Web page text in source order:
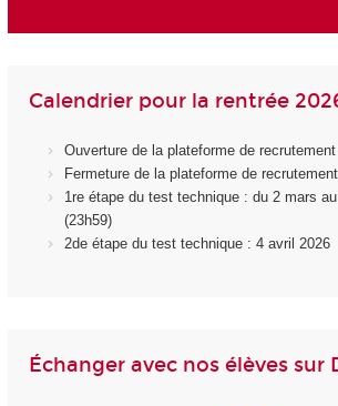
Calendrier pour la rentrée
Ouverture de la plateforme de
Fermeture de la plateforme de
1re étape du test technique : du 2 mars
(23h59)
2de étape du test technique : 4 avril 2026
Échanger avec nos élèves sur